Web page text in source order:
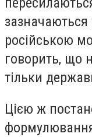
російською
говорить, що
тільки
Цією ж